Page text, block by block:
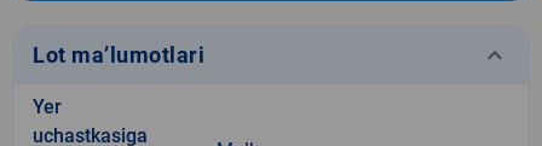
Lot ma’lumotlari keyboard_arrow_down
Yer
uchastkasiga